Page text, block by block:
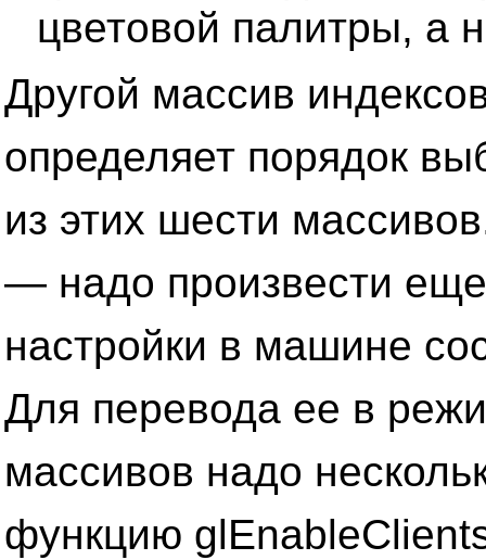
цветовой палитры, а
Другой массив
определяет порядок
из этих шести
— надо произвести
настройки в машине
Для перевода ее в
массивов надо
функцию